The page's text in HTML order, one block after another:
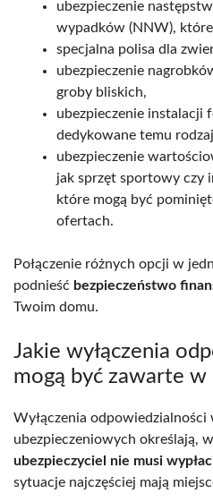
ubezpieczenie
wypadków (NNW),
specjalna polisa dla
ubezpieczenie
groby bliskich,
ubezpieczenie instalacji
dedykowane temu
ubezpieczenie
jak sprzęt sportowy czy
które mogą być
ofertach.
Połączenie różnych opcji w
podnieść bezpieczeństwo
Twoim domu.
Jakie wyłączenia
mogą być zawarte w
Wyłączenia odpowiedzialności
ubezpieczeniowych określają,
ubezpieczyciel nie musi
sytuacje najczęściej mają